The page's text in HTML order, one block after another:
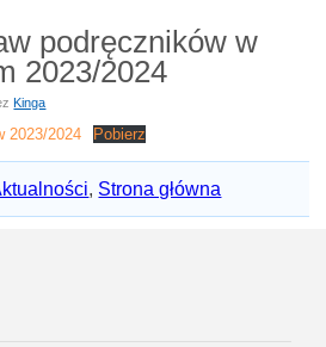
podręczników w
2023/2024
Kinga
2023/2024 Pobierz
, Strona główna